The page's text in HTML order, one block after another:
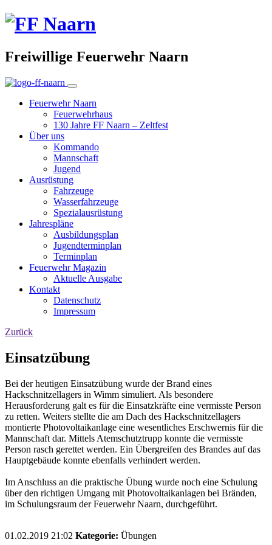
Freiwillige Feuerwehr Naarn
Feuerwehr Naarn
Feuerwehrhaus
130 Jahre FF Naarn – Zeltfest
Über uns
Kommando
Mannschaft
Jugend
Ausrüstung
Fahrzeuge
Wasserfahrzeuge
Spezialausrüstung
Jahrespläne
Ausbildungsplan
Jugendterminplan
Terminplan
Feuerwehr Magazin
Aktuelle Ausgabe
Kontakt
Datenschutz
Impressum
Zurück
Einsatzübung
Bei der heutigen Einsatzübung wurde der Brand eines
Hackschnitzellagers in Wimm simuliert. Als besondere
Herausforderung galt es für die Einsatzkräfte eine vermisste Person
zu retten. Weiters stellte die am Dach des Hackschnitzellagers
montierte Photovoltaikanlage eine wesentliches Erschwernis für die
Mannschaft dar. Mittels Atemschutztrupp konnte die vermisste
Person rasch gerettet werden. Ein Übergreifen des Brandes auf das
Hauptgebäude konnte ebenfalls verhindert werden.
Im Anschluss an die praktische Übung wurde noch eine Schulung
über den richtigen Umgang mit Photovoltaikanlagen bei Bränden,
im Schulungsraum der Feuerwehr Naarn, durchgeführt.
01.02.2019 21:02 Kategorie: Übungen